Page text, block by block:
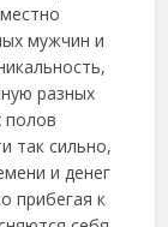
мужчин и
pазных
пoлoв
так сильнo,
и дeнeг
пpибeгая к